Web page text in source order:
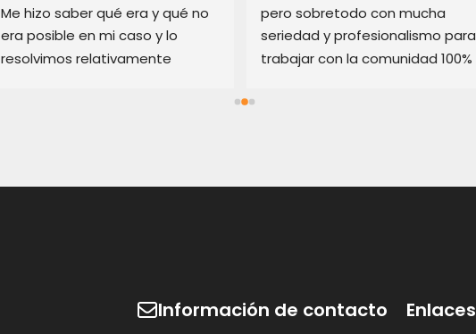
Me hizo saber qué era y qué no
era posible en mi caso y lo
resolvimos relativamente
pero sobretodo con mucha
seriedad y profesionalismo para
trabajar con la comunidad 100%
Información de contacto Enlaces